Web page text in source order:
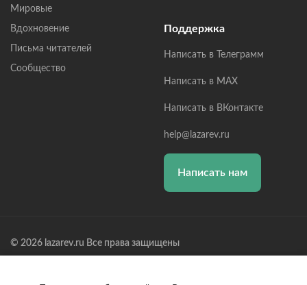
Мировые
Вдохновение
Письма читателей
Сообщество
Поддержка
Написать в Телеграмм
Написать в MAX
Написать в ВКонтакте
help@lazarev.ru
Написать нам
© 2026 lazarev.ru Все права защищены